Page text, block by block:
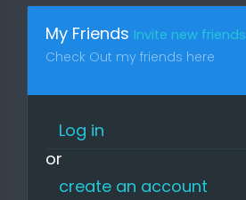
My Friends Invite new friends
Check Out my friends here
Log in
or
create an account